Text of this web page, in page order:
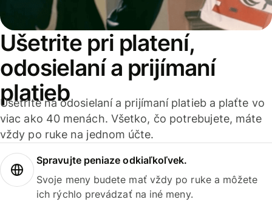
Ušetrite pri platení,
odosielaní a prijímaní
platieb
Ušetrite na odosielaní a prijímaní platieb a plaťte vo
viac ako 40 menách. Všetko, čo potrebujete, máte
vždy po ruke na jednom účte.
Spravujte peniaze odkiaľkoľvek.
Svoje meny budete mať vždy po ruke a môžete
ich rýchlo prevádzať na iné meny.